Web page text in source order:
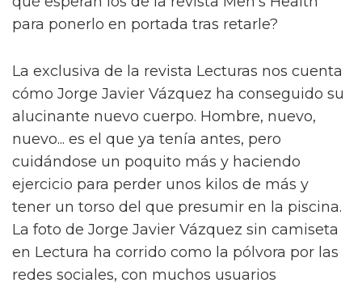
para ponerlo en portada tras retarle?
La exclusiva de la revista Lecturas nos cuenta
cómo Jorge Javier Vázquez ha conseguido su
alucinante nuevo cuerpo. Hombre, nuevo,
nuevo... es el que ya tenía antes, pero
cuidándose un poquito más y haciendo
ejercicio para perder unos kilos de más y
tener un torso del que presumir en la piscina.
La foto de Jorge Javier Vázquez sin camiseta
en Lectura ha corrido como la pólvora por las
redes sociales, con muchos usuarios